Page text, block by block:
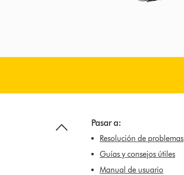
Pasar a:
Resolución de problemas
Guías y consejos útiles
Manual de usuario